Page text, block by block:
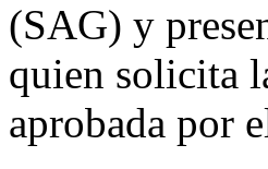
(SAG) y
quien solicita
aprobada por